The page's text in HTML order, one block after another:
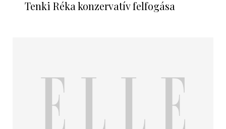
Tenki Réka konzervatív felfogása